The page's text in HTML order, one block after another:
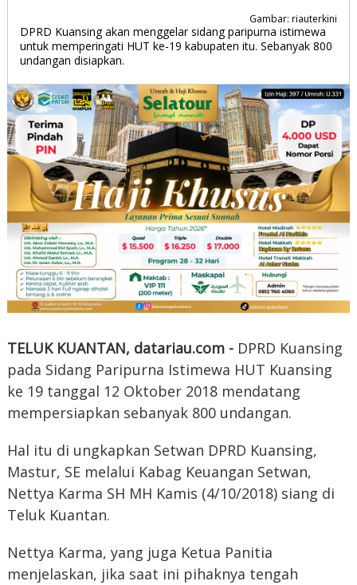
Gambar: riauterkini
DPRD Kuansing akan menggelar sidang paripurna istimewa
untuk memperingati HUT ke-19 kabupaten itu. Sebanyak 800
undangan disiapkan.
TELUK KUANTAN, datariau.com - DPRD Kuansing
pada Sidang Paripurna Istimewa HUT Kuansing
ke 19 tanggal 12 Oktober 2018 mendatang
mempersiapkan sebanyak 800 undangan.
Hal itu di ungkapkan Setwan DPRD Kuansing,
Mastur, SE melalui Kabag Keuangan Setwan,
Nettya Karma SH MH Kamis (4/10/2018) siang di
Teluk Kuantan.
Nettya Karma, yang juga Ketua Panitia
menjelaskan, jika saat ini pihaknya tengah